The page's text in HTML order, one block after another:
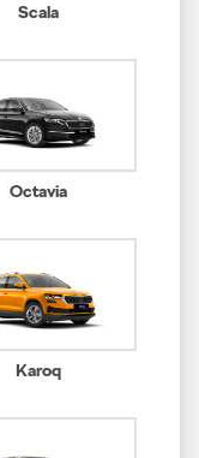
Scala
Octavia
Karoq